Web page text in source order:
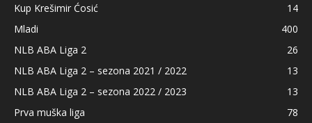
Kup Krešimir Ćosić
14
Mladi
400
NLB ABA Liga 2
26
NLB ABA Liga 2 – sezona 2021 / 2022
13
NLB ABA Liga 2 – sezona 2022 / 2023
13
Prva muška liga
78